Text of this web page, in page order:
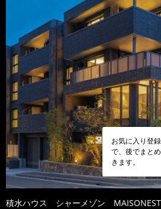
お気に入り登
で、後でまと
きます。
積水ハウス シャーメゾン MAISONEST